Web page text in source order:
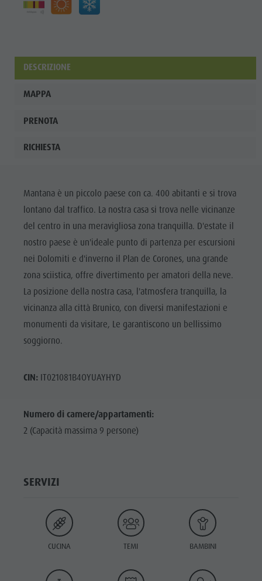
DESCRIZIONE
MAPPA
PRENOTA
RICHIESTA
Mantana è un piccolo paese con ca. 400 abitanti e si trova
lontano dal traffico. La nostra casa si trova nelle vicinanze
del centro in una meravigliosa zona tranquilla. D'estate il
nostro paese è un'ideale punto di partenza per escursioni
nei Dolomiti e d'inverno il Plan de Corones, una grande
zona sciistica, offre divertimento per amatori della neve.
La posizione della nostra casa, l'atmosfera tranquilla, la
vicinanza alla città Brunico, con diversi manifestazioni e
monumenti da visitare, Le garantiscono un bellissimo
soggiorno.
CIN:IT021081B4OYUAYHYD
Numero di camere/appartamenti:
2 (Capacità massima 9 persone)
SERVIZI
CUCINA TEMI BAMBINI